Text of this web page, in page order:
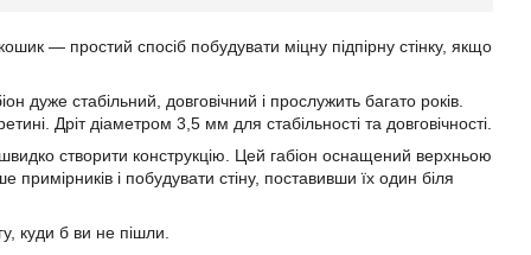
— простий спосіб побудувати міцну підпірну стінку, якщо
дуже стабільний, довговічний і прослужить багато років.
Дріт діаметром 3,5 мм для стабільності та довговічності.
створити конструкцію. Цей габіон оснащений верхньою
і побудувати стіну, поставивши їх один біля
куди б ви не пішли.